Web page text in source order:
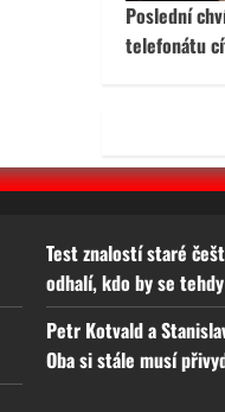
Poslední
telefonátu
Test znalostí staré
odhalí, kdo by se
Petr Kotvald a
Oba si stále musí